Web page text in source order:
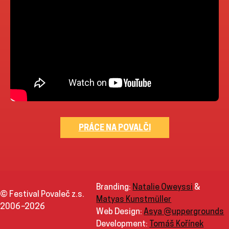
PRÁCE NA POVALČI
© Festival Povaleč z.s.
2006–2026
Branding: Natalie Oweyssi &
Matyas Kunstmüller
Web Design:Asya @uppergrounds
Development: Tomáš Kořínek